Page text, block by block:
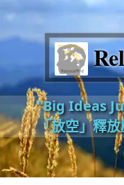
"Big Ideas
「放空」釋